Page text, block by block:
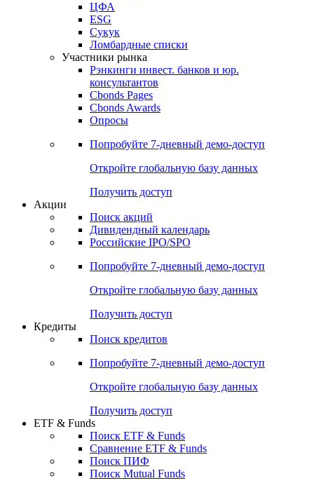
ЦФА
ESG
Сукук
Ломбардные списки
Участники рынка
Рэнкинги инвест. банков и юр.
консультантов
Cbonds Pages
Cbonds Awards
Опросы
Попробуйте 7-дневный демо-доступ
Откройте глобальную базу данных
Получить доступ
Акции
Поиск акций
Дивидендный календарь
Российские IPO/SPO
Попробуйте 7-дневный демо-доступ
Откройте глобальную базу данных
Получить доступ
Кредиты
Поиск кредитов
Попробуйте 7-дневный демо-доступ
Откройте глобальную базу данных
Получить доступ
ETF & Funds
Поиск ETF & Funds
Сравнение ETF & Funds
Поиск ПИФ
Поиск Mutual Funds